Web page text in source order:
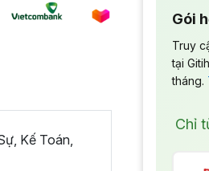
Kế Toán,
Gói
Truy
tại
tháng.
Chỉ